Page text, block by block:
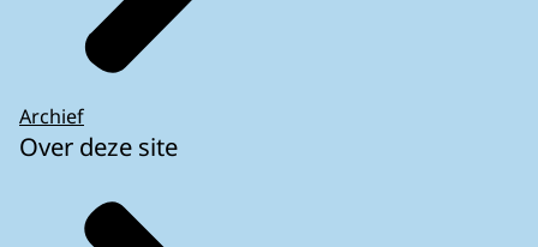
Archief
Over deze site